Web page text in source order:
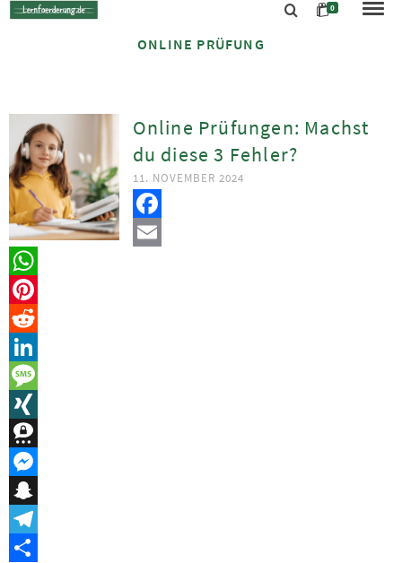
0
ONLINE PRÜFUNG
Online Prüfungen: Machst
du diese 3 Fehler?
11. NOVEMBER 2024
Facebook
Email
WhatsApp
Pinterest
Reddit
LinkedIn
Message
XING
Threema
Messenger
Snapchat
Telegram